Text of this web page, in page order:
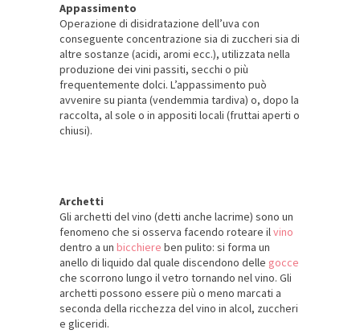
Appassimento
Operazione di disidratazione dell’uva con
conseguente concentrazione sia di zuccheri sia di
altre sostanze (acidi, aromi ecc.), utilizzata nella
produzione dei vini passiti, secchi o più
frequentemente dolci. L’appassimento può
avvenire su pianta (vendemmia tardiva) o, dopo la
raccolta, al sole o in appositi locali (fruttai aperti o
chiusi).
Archetti
Gli archetti del vino (detti anche lacrime) sono un
fenomeno che si osserva facendo roteare ilvino
dentro a un bicchiere ben pulito: si forma un
anello di liquido dal quale discendono delle gocce
che scorrono lungo il vetro tornando nel vino. Gli
archetti possono essere più o meno marcati a
seconda della ricchezza del vino in alcol, zuccheri
e gliceridi.